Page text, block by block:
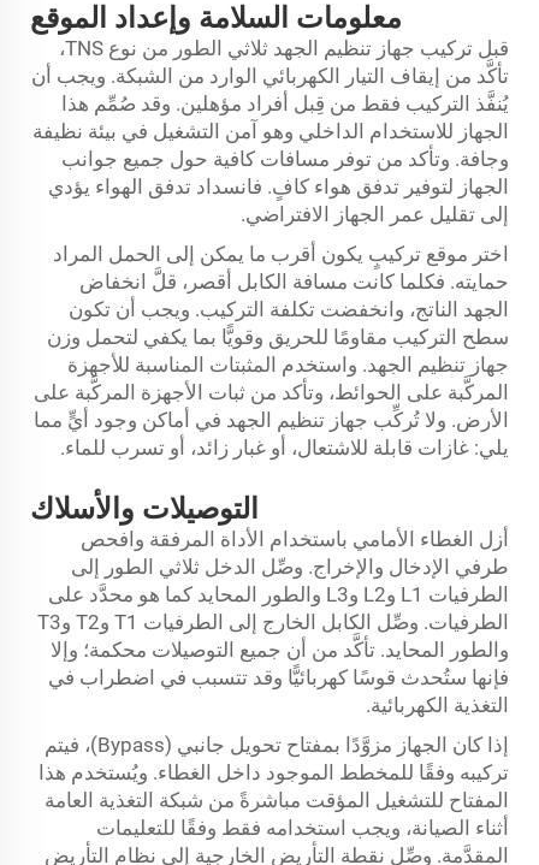
معلومات السلامة وإعداد الموقع
قبل تركيب جهاز تنظيم الجهد ثلاثي الطور من نوع TNS،
تأكَّد من إيقاف التيار الكهربائي الوارد من الشبكة. ويجب أن
يُنفَّذ التركيب فقط من قِبل أفراد مؤهلين. وقد صُمِّم هذا
الجهاز للاستخدام الداخلي وهو آمن التشغيل في بيئة نظيفة
وجافة. وتأكد من توفر مسافات كافية حول جميع جوانب
الجهاز لتوفير تدفق هواء كافٍ. فانسداد تدفق الهواء يؤدي
إلى تقليل عمر الجهاز الافتراضي.
اختر موقع تركيبٍ يكون أقرب ما يمكن إلى الحمل المراد
حمايته. فكلما كانت مسافة الكابل أقصر، قلَّ انخفاض
الجهد الناتج، وانخفضت تكلفة التركيب. ويجب أن تكون
سطح التركيب مقاومًا للحريق وقويًّا بما يكفي لتحمل وزن
جهاز تنظيم الجهد. واستخدم المثبتات المناسبة للأجهزة
المركَّبة على الحوائط، وتأكد من ثبات الأجهزة المركَّبة على
الأرض. ولا تُركِّب جهاز تنظيم الجهد في أماكن وجود أيٍّ مما
يلي: غازات قابلة للاشتعال، أو غبار زائد، أو تسرب للماء.
التوصيلات والأسلاك
أزل الغطاء الأمامي باستخدام الأداة المرفقة وافحص
طرفي الإدخال والإخراج. وصِّل الدخل ثلاثي الطور إلى
الطرفيات L1 وL2 وL3 والطور المحايد كما هو محدَّد على
الطرفيات. وصِّل الكابل الخارج إلى الطرفيات T1 وT2 وT3
والطور المحايد. تأكَّد من أن جميع التوصيلات محكمة؛ وإلا
فإنها ستُحدث قوسًا كهربائيًّا وقد تتسبب في اضطراب في
التغذية الكهربائية.
إذا كان الجهاز مزوَّدًا بمفتاح تحويل جانبي (Bypass)، فيتم
تركيبه وفقًا للمخطط الموجود داخل الغطاء. ويُستخدم هذا
المفتاح للتشغيل المؤقت مباشرةً من شبكة التغذية العامة
أثناء الصيانة، ويجب استخدامه فقط وفقًا للتعليمات
المقدَّمة. وصِّل نقطة التأريض الخارجية إلى نظام التأريض